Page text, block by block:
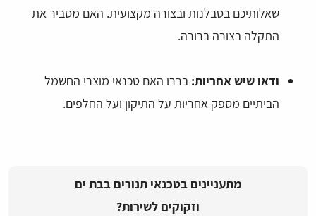
שאלותיכם בסבלנות ובצורה מקצועית. האם מסביר את
התקלה בצורה ברורה.
ודאו שיש אחריות: בררו האם טכנאי מוצרי החשמל
הביתיים מספק אחריות על התיקון ועל החלפים.
מתעניינים בטכנאי תנורים בבת ים
וזקוקים לשירות?